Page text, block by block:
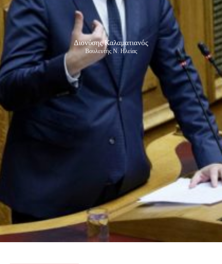
Διονύσης Καλαματιανός
Βουλευτής Ν. Ηλείας